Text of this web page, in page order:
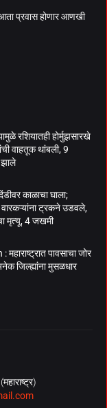
प्रवास होणार आणखी
रशियातही होर्मुझसारखे
वाहतूक थांबली, 9
काळाचा घाला;
वारकऱ्यांना ट्रकने उडवले,
मृत्यू, 4 जखमी
पावसाचा जोर
जिल्ह्यांना मुसळधार